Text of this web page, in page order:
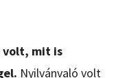
volt, mit is
Nyilvánvaló volt